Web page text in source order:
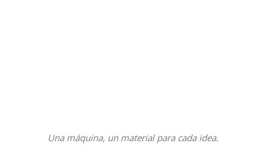
Una máquina, un material para cada idea.